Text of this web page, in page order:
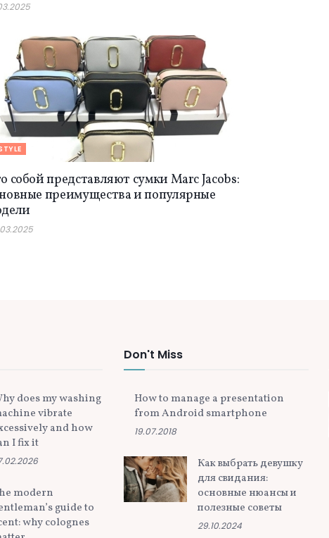
собой представляют сумки Marc Jacobs:
преимущества и популярные
does my washing
vibrate
and how
I fix it
modern
guide to
why colognes
Don't Miss
How to manage a presentation
from Android smartphone
19.07.2018
Как выбрать девушку
для свидания:
основные нюансы и
полезные советы
29.10.2024